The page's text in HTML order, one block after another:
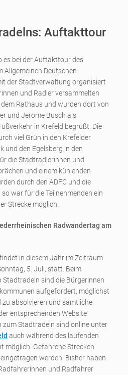
Auftakttour
es bei der Auftakttour des
Allgemeinen Deutschen
der Stadtverwaltung organisiert
und Radler versammelten
Rathaus und wurden dort von
und Jerome Busch als
in Krefeld begrüßt. Die
viel Grün in den Krefelder
und den Egelsberg in den
die Stadtradlerinnen und
und einem kühlenden
durch den ADFC und die
war für die Teilnehmenden ein
Strecke möglich.
Radwandertag am
in diesem Jahr im Zeitraum
5. Juli, statt. Beim
sind die Bürgerinnen
aufgefordert, möglichst
zu absolvieren und sämtliche
entsprechenden Website
zum Stadtradeln sind online unter
auch während des laufenden
möglich. Gefahrene Strecken
werden. Bisher haben
und Radfahrer